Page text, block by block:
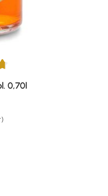
4.69 von 5 Sternen
0,70l